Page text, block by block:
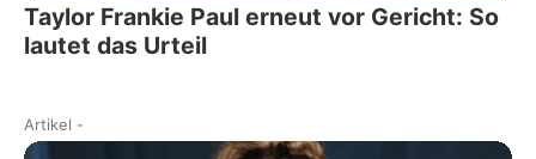
Taylor Frankie Paul erneut vor Gericht: So
lautet das Urteil
Artikel -